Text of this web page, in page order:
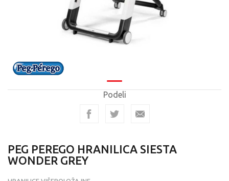
Podeli
PEG PEREGO HRANILICA SIESTA
WONDER GREY